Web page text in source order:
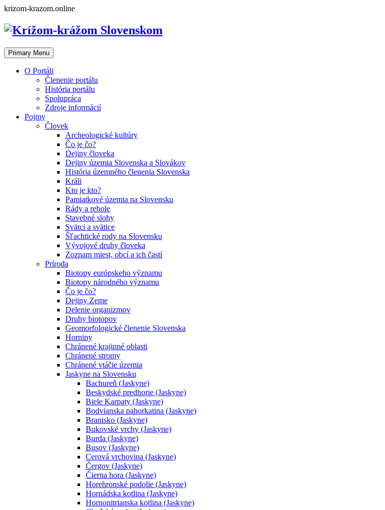
Skip
content
krizom-krazom.online
Primary Menu
O Portáli
Členenie portálu
História portálu
Spolupráca
Zdroje informácií
Pojmy
Človek
Archeologické kultúry
Čo je čo?
Dejiny človeka
Dejiny územia Slovenska a Slovákov
História územného členenia Slovenska
Králi
Kto je kto?
Pamiatkové územia na Slovensku
Rády a rehole
Stavebné slohy
Svätci a svätice
Šľachtické rody na Slovensku
Vývojové druhy človeka
Zoznam miest, obcí a ich častí
Príroda
Biotopy európskeho významu
Biotopy národného významu
Čo je čo?
Dejiny Zeme
Delenie organizmov
Druhy biotopov
Geomorfologické členenie Slovenska
Horniny
Chránené krajinné oblasti
Chránené stromy
Chránené vtáčie územia
Jaskyne na Slovensku
Bachureň (Jaskyne)
Beskydské predhorie (Jaskyne)
Biele Karpaty (Jaskyne)
Bodvianska pahorkatina (Jaskyne)
Branisko (Jaskyne)
Bukovské vrchy (Jaskyne)
Burda (Jaskyne)
Busov (Jaskyne)
Cerová vrchovina (Jaskyne)
Čergov (Jaskyne)
Čierna hora (Jaskyne)
Horehronské podolie (Jaskyne)
Hornádska kotlina (Jaskyne)
Hornonitrianska kotlina (Jaskyne)